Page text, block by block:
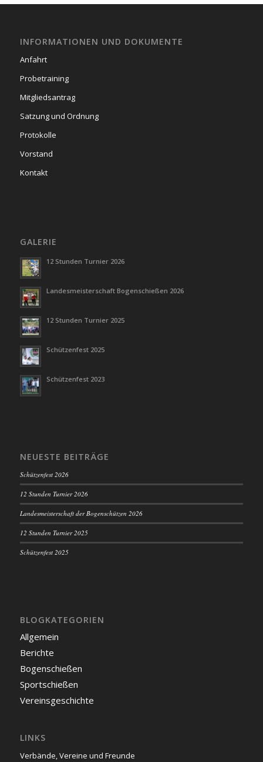
INFORMATIONEN UND DOKUMENTE
Anfahrt
Probetraining
Mitgliedsantrag
Satzung und Ordnung
Protokolle
Vorstand
Kontakt
GALERIE
12 Stunden Turnier 2026
Landesmeisterschaft Bogenschießen 2026
12 Stunden Turnier 2025
Schützenfest 2025
Schützenfest 2023
NEUESTE BEITRÄGE
Schützenfest 2026
12 Stunden Turnier 2026
Landesmeisterschaft der Bogenschützen 2026
12 Stunden Turnier 2025
Schützenfest 2025
BLOGKATEGORIEN
Allgemein
Berichte
Bogenschießen
Sportschießen
Vereinsgeschichte
LINKS
Verbände, Vereine und Freunde